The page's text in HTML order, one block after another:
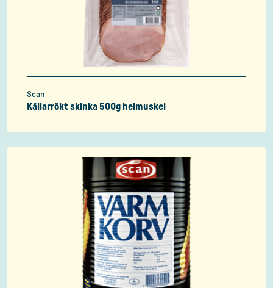
Scan
Källarrökt skinka 500g helmuskel